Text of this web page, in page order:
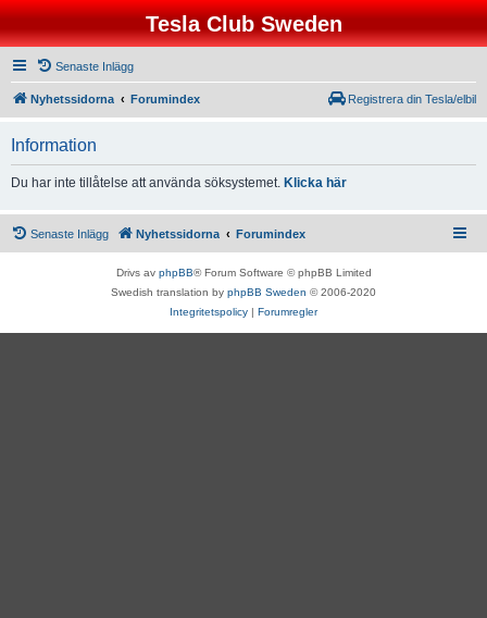
Tesla Club Sweden
Senaste Inlägg
Nyhetssidorna Forumindex Registrera din Tesla/elbil
Information
Du har inte tillåtelse att använda söksystemet. Klicka här
Senaste Inlägg Nyhetssidorna Forumindex
Drivs av phpBB® Forum Software © phpBB Limited
Swedish translation by phpBB Sweden © 2006-2020
Integritetspolicy | Forumregler